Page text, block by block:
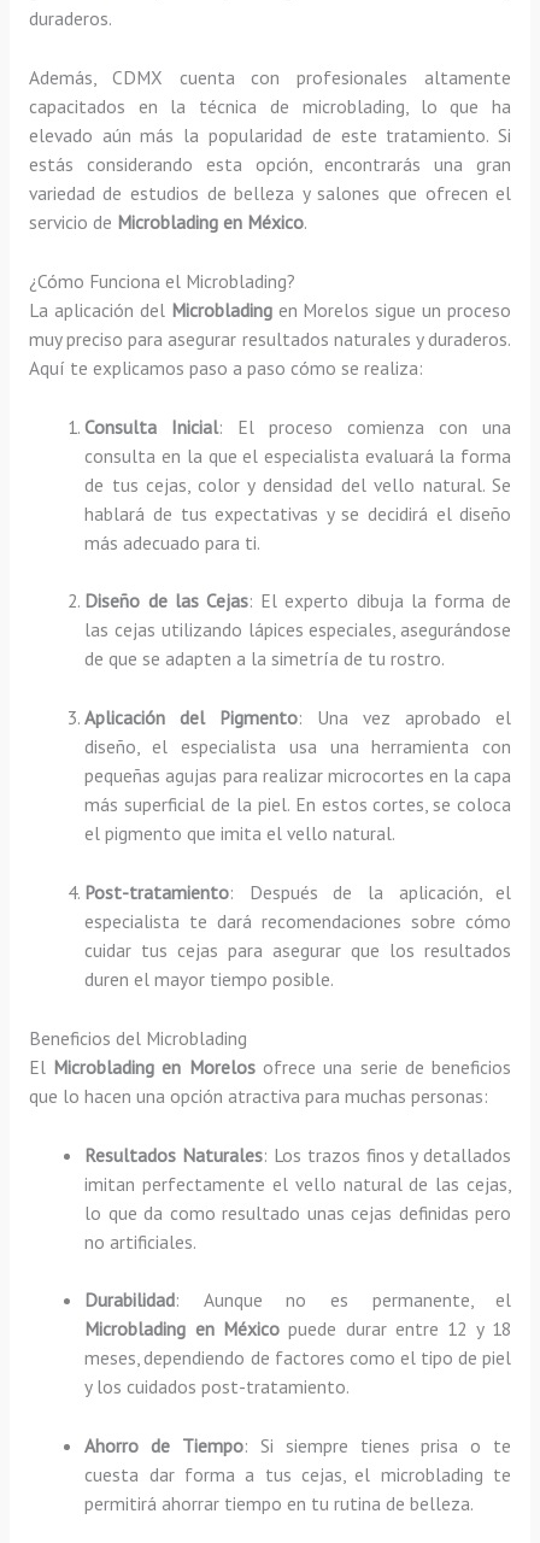
duraderos.
Además, CDMX cuenta con profesionales altamente
capacitados en la técnica de microblading, lo que ha
elevado aún más la popularidad de este tratamiento. Si
estás considerando esta opción, encontrarás una gran
variedad de estudios de belleza y salones que ofrecen el
servicio de Microblading en México.
¿Cómo Funciona el Microblading?
La aplicación del Microbladingen Morelos sigue un proceso
muy preciso para asegurar resultados naturales y duraderos.
Aquí te explicamos paso a paso cómo se realiza:
Consulta Inicial: El proceso comienza con una
consulta en la que el especialista evaluará la forma
de tus cejas, color y densidad del vello natural. Se
hablará de tus expectativas y se decidirá el diseño
más adecuado para ti.
Diseño de las Cejas: El experto dibuja la forma de
las cejas utilizando lápices especiales, asegurándose
de que se adapten a la simetría de tu rostro.
Aplicación del Pigmento: Una vez aprobado el
diseño, el especialista usa una herramienta con
pequeñas agujas para realizar microcortes en la capa
más superficial de la piel. En estos cortes, se coloca
el pigmento que imita el vello natural.
Post-tratamiento: Después de la aplicación, el
especialista te dará recomendaciones sobre cómo
cuidar tus cejas para asegurar que los resultados
duren el mayor tiempo posible.
Beneficios del Microblading
El Microblading en Morelosofrece una serie de beneficios
que lo hacen una opción atractiva para muchas personas:
Resultados Naturales: Los trazos finos y detallados
imitan perfectamente el vello natural de las cejas,
lo que da como resultado unas cejas definidas pero
no artificiales.
Durabilidad: Aunque no es permanente, el
Microblading en México puede durar entre 12 y 18
meses, dependiendo de factores como el tipo de piel
y los cuidados post-tratamiento.
Ahorro de Tiempo: Si siempre tienes prisa o te
cuesta dar forma a tus cejas, el microblading te
permitirá ahorrar tiempo en tu rutina de belleza.